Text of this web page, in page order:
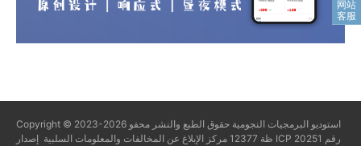
Copyright © 2023-2026 استوديو البرمجيات النجومية حقوق الطبع والنشر محفو
ظة 12377 مركز الإبلاغ عن المخالفات والمعلومات السلبية إصدار ICP رقم 20251